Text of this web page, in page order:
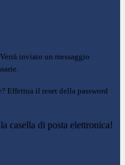
Verrà inviato un messaggio
Effettua il reset della password
casella di posta elettronica!